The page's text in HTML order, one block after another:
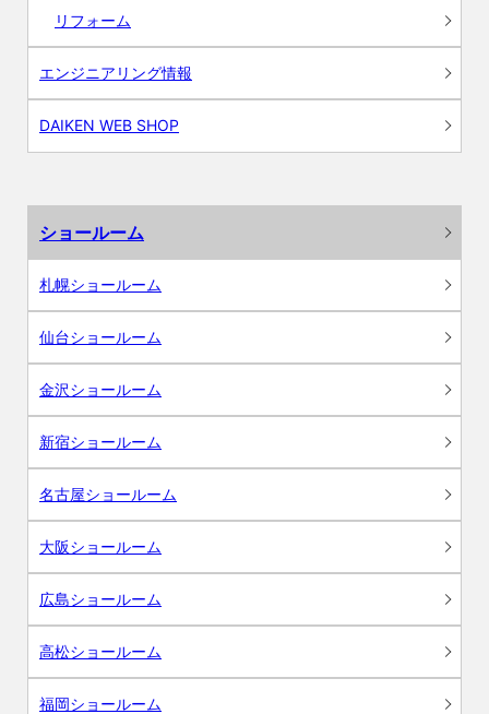
リフォーム
エンジニアリング情報
DAIKEN WEB SHOP
ショールーム
札幌ショールーム
仙台ショールーム
金沢ショールーム
新宿ショールーム
名古屋ショールーム
大阪ショールーム
広島ショールーム
高松ショールーム
福岡ショールーム